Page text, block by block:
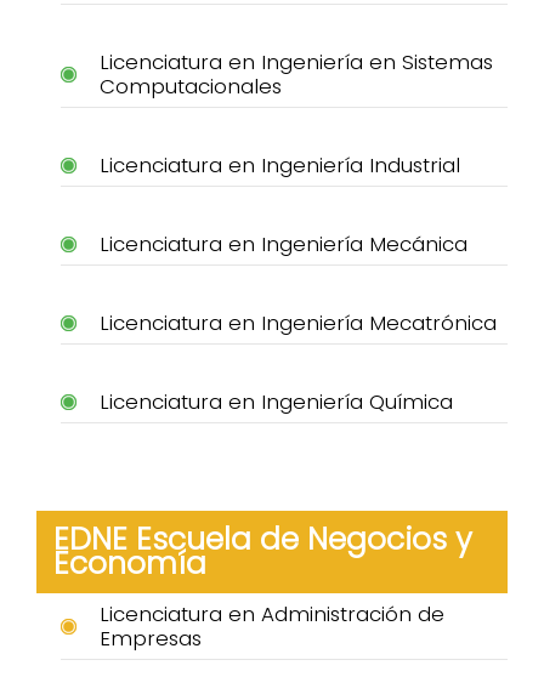
Licenciatura en Ingeniería en Sistemas
Computacionales
Licenciatura en Ingeniería Industrial
Licenciatura en Ingeniería Mecánica
Licenciatura en Ingeniería Mecatrónica
Licenciatura en Ingeniería Química
EDNE Escuela de Negocios y
Economía
Licenciatura en Administración de
Empresas